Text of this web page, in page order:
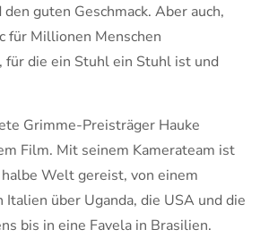
gu­ten Geschmack. Aber auch,
für Millionen Menschen
für die ein Stuhl ein Stuhl ist und
Grimme-Preisträger Hauke
Film. Mit seinem Kamerateam ist
Welt gereist, von einem
über Uganda, die USA und die
bis in eine Favela in Brasilien.